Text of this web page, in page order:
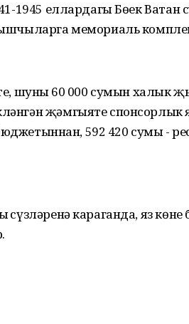
1945 еллардагы Бөек
мемориаль
шуның 60 000 сумын халык
җәмгыяте спонсорлык
592 420 сумы -
караганда, яз көне